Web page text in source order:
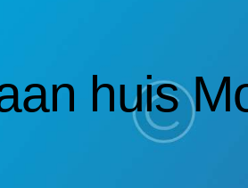
huis